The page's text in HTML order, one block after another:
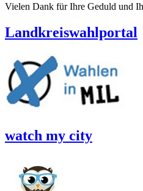
Vielen Dank für Ihre Geduld und
Landkreiswahlportal
watch my city